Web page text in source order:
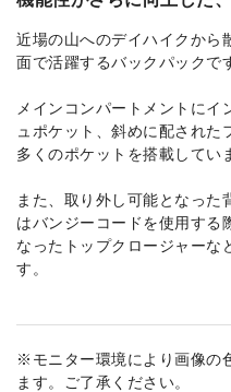
近場の山へのデイハイクから
面で活躍するバックパックで
メインコンパートメントに
ュポケット、斜めに配された
多くのポケットを搭載してい
また、取り外し可能となった
はバンジーコードを使用する
なったトップクロージャーな
す。
※モニター環境により画像の
ます。ご了承ください。